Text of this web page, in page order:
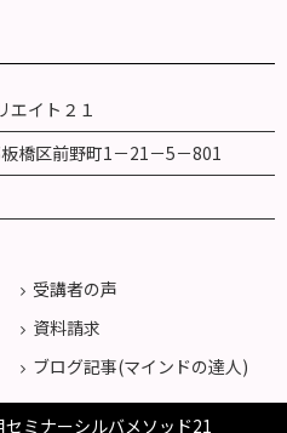
イト２１
橋区前野町1－21－5－801
受講者の声
資料請求
ブログ記事(マインドの達人)
ミナーシルバメソッド21